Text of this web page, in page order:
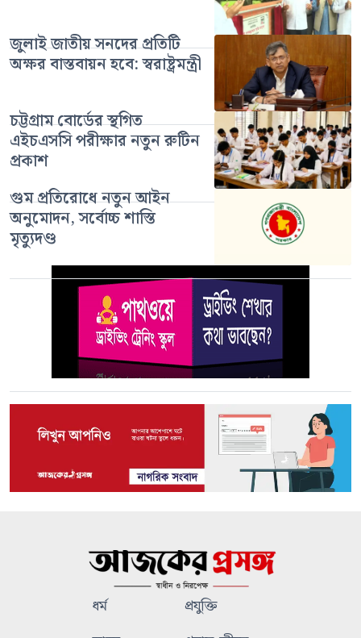
জুলাই জাতীয় সনদের প্রতিটি
অক্ষর বাস্তবায়ন হবে: স্বরাষ্ট্রমন্ত্রী
চট্টগ্রাম বোর্ডের স্থগিত
এইচএসসি পরীক্ষার নতুন রুটিন
প্রকাশ
গুম প্রতিরোধে নতুন আইন
অনুমোদন, সর্বোচ্চ শাস্তি
মৃত্যুদণ্ড
ধর্ম
প্রযুক্তি